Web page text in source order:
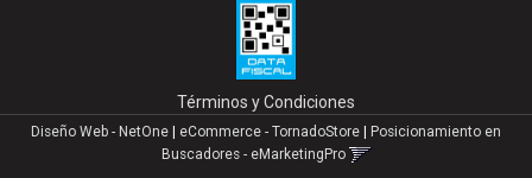
Términos y Condiciones
Diseño Web - NetOne | eCommerce - TornadoStore | Posicionamiento en
Buscadores - eMarketingPro